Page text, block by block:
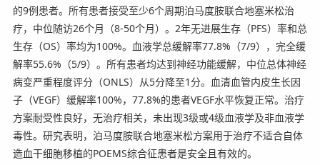
的9例患者。所有患者接受至少6个周期泊马度胺联合地塞米松治
疗，中位随访26个月（8-50个月）。2年无进展生存（PFS）率和总
生存（OS）率均为100%。血液学总缓解率77.8%（7/9），完全缓
解率55.6%（5/9）。所有患者均达到神经功能缓解，中位总体神经
病变严重程度评分（ONLS）从5分降至1分。血清血管内皮生长因
子（VEGF）缓解率100%，77.8%的患者VEGF水平恢复正常。治疗
方案耐受性良好，无治疗相关，未出现3级或4级血液学及非血液学
毒性。研究表明，泊马度胺联合地塞米松方案用于治疗不适合自体
造血干细胞移植的POEMS综合征患者是安全且有效的。